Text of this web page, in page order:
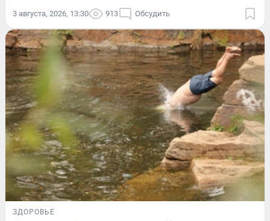
3 августа, 2026, 13:30 913 Обсудить
ЗДОРОВЬЕ